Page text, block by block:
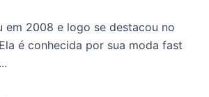
em 2008 e logo se destacou no
é conhecida por sua moda fast